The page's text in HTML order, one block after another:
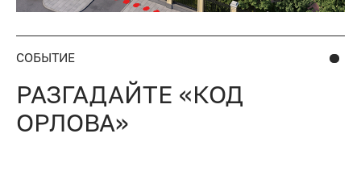
СОБЫТИЕ
РАЗГАДАЙТЕ «КОД
ОРЛОВА»